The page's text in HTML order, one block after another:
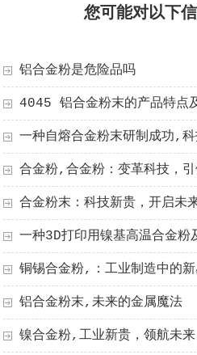
您可能对以下
铝合金粉是危险品吗
4045 铝合金粉末的产品特点
一种自熔合金粉末研制成功,
合金粉末研制成功，开启材料
合金粉,合金粉：变革科技，
合金粉末：科技新贵，开启未
一种3D打印用镍基高温合金粉
创新3D打印，革命性高温合金
跃！
铜锡合金粉,：工业制造中的
的潜力股
铝合金粉末,未来的金属魔法
镍合金粉,工业新贵，领航未来